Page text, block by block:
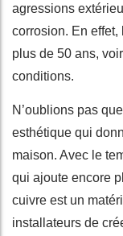
agressions
corrosion. En effet,
plus de 50 ans,
conditions.
N’oublions pas
esthétique qui
maison. Avec le
qui ajoute encore
cuivre est un
installateurs de